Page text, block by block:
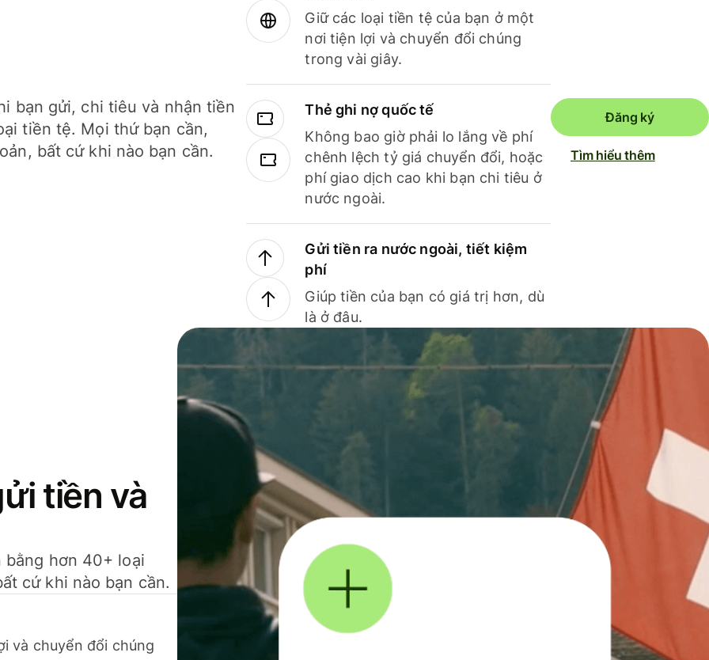
bạn gửi, chi tiêu và nhận tiền
tiền tệ. Mọi thứ bạn cần,
bất cứ khi nào bạn cần.
Giữ các loại tiền tệ của bạn ở một
nơi tiện lợi và chuyển đổi chúng
trong vài giây.
Thẻ ghi nợ quốc tế
Không bao giờ phải lo lắng về phí
chênh lệch tỷ giá chuyển đổi, hoặc
phí giao dịch cao khi bạn chi tiêu ở
nước ngoài.
Gửi tiền ra nước ngoài, tiết kiệm
phí
Giúp tiền của bạn có giá trị hơn, dù
là ở đâu.
Đăng ký
Tìm hiểu thêm
tiền và
hơn 40+ loại
cứ khi nào bạn cần.
và chuyển đổi chúng